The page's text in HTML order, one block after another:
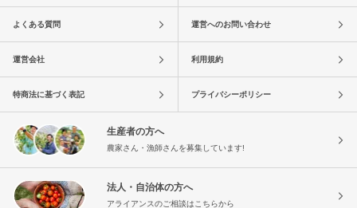
よくある質問 運営へのお問い合わせ
運営会社 利用規約
特商法に基づく表記 プライバシーポリシー
生産者の方へ
農家さん・漁師さんを募集しています!
法人・自治体の方へ
アライアンスのご相談はこちらから